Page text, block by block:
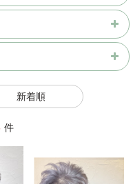
新着順
件